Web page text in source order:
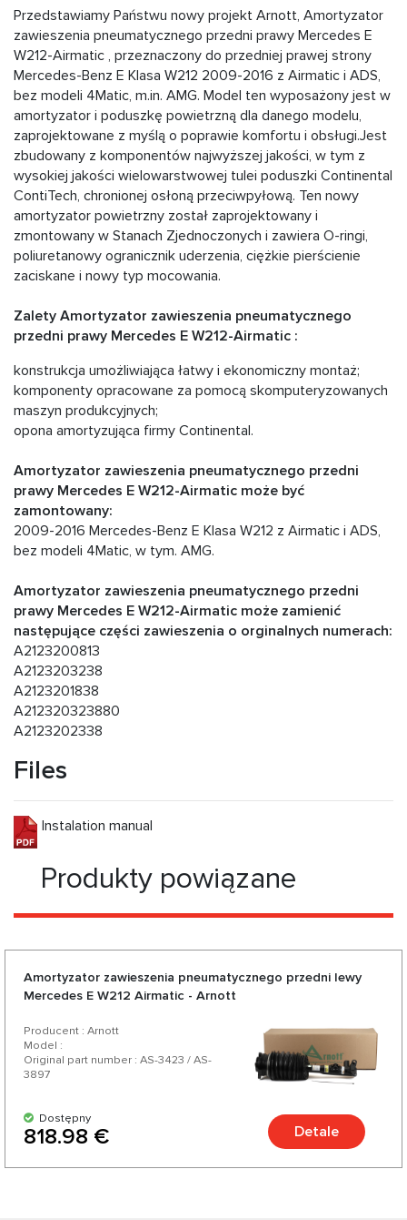
Przedstawiamy Państwu nowy projekt Arnott, Amortyzator
zawieszenia pneumatycznego przedni prawy Mercedes E
W212-Airmatic , przeznaczony do przedniej prawej strony
Mercedes-Benz E Klasa W212 2009-2016 z Airmatic i ADS,
bez modeli 4Matic, m.in. AMG. Model ten wyposażony jest w
amortyzator i poduszkę powietrzną dla danego modelu,
zaprojektowane z myślą o poprawie komfortu i obsługi.Jest
zbudowany z komponentów najwyższej jakości, w tym z
wysokiej jakości wielowarstwowej tulei poduszki Continental
ContiTech, chronionej osłoną przeciwpyłową. Ten nowy
amortyzator powietrzny został zaprojektowany i
zmontowany w Stanach Zjednoczonych i zawiera O-ringi,
poliuretanowy ogranicznik uderzenia, ciężkie pierścienie
zaciskane i nowy typ mocowania.
Zalety Amortyzator zawieszenia pneumatycznego
przedni prawy Mercedes E W212-Airmatic :
konstrukcja umożliwiająca łatwy i ekonomiczny montaż;
komponenty opracowane za pomocą skomputeryzowanych
maszyn produkcyjnych;
opona amortyzująca firmy Continental.
Amortyzator zawieszenia pneumatycznego przedni
prawy Mercedes E W212-Airmatic może być
zamontowany:
2009-2016 Mercedes-Benz E Klasa W212 z Airmatic i ADS,
bez modeli 4Matic, w tym. AMG.
Amortyzator zawieszenia pneumatycznego przedni
prawy Mercedes E W212-Airmatic może zamienić
następujące części zawieszenia o orginalnych numerach:
A2123200813
A2123203238
A2123201838
A212320323880
A2123202338
Files
Instalation manual
Produkty powiązane
Amortyzator zawieszenia pneumatycznego przedni lewy
Mercedes E W212 Airmatic - Arnott
Producent : Arnott
Model :
Original part number : AS-3423 / AS-
3897
Dostępny
818.98 € Detale